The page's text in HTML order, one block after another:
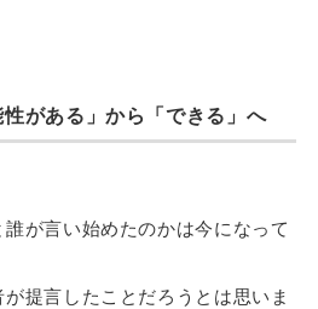
がある」から「できる」へ
が言い始めたのかは今になって
提言したことだろうとは思いま